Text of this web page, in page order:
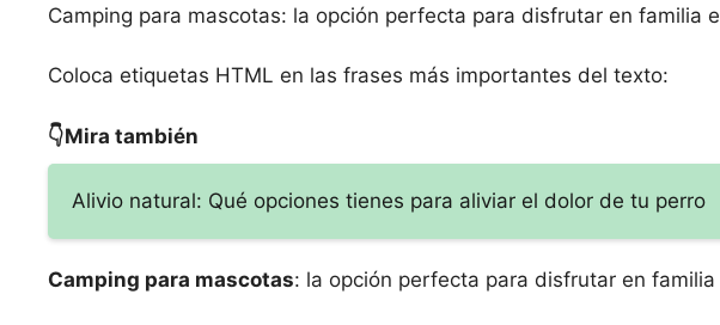
Camping para mascotas: la opción perfecta para disfrutar en familia
Coloca etiquetas HTML en las frases más importantes del texto:
👇Mira también
Alivio natural: Qué opciones tienes para aliviar el dolor de tu perro
Camping para mascotas: la opción perfecta para disfrutar en